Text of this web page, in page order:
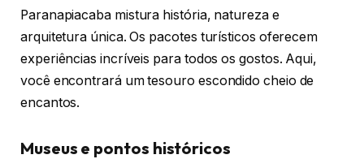
Paranapiacaba mistura história, natureza e
arquitetura única. Os pacotes turísticos oferecem
experiências incríveis para todos os gostos. Aqui,
você encontrará um tesouro escondido cheio de
encantos.
Museus e pontos históricos